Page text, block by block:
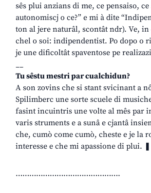
sês plui anzians di me, ce pensaiso,
autonomiscj o ce?” e mi à dite
ton al jere naturâl, scontât ndr). Ve, in
chel o soi: indipendentist. Po dopo o
je une dificoltât spaventose pe
__
Tu sêstu mestri par cualchidun?
A son zovins che si stant svicinant a
Spilimberc une sorte scuele di
fasint incuintris une volte al mês par
varis struments e a sunâ e cjantâ
che, cumò come cumò, cheste e je la
interesse e che mi apassione di plui. ❚
……………………………………….